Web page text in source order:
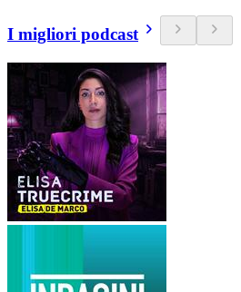
I migliori podcast